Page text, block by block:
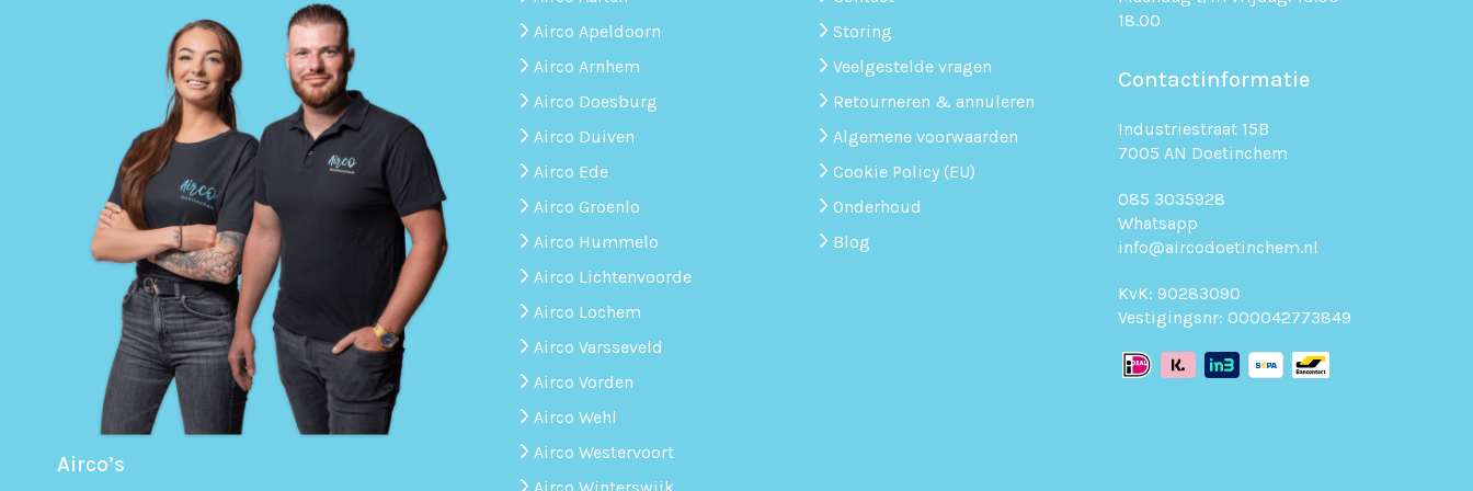
Airco’s
Airco Apeldoorn
Airco Arnhem
Airco Doesburg
Airco Duiven
Airco Ede
Airco Groenlo
Airco Hummelo
Airco Lichtenvoorde
Airco Lochem
Airco Varsseveld
Airco Vorden
Airco Wehl
Airco Westervoort
Airco Winterswijk
Storing
Veelgestelde vragen
Retourneren & annuleren
Algemene voorwaarden
Cookie Policy (EU)
Onderhoud
Blog
18.00
Contactinformatie
Industriestraat 15B
7005 AN Doetinchem
085 3035928
Whatsapp
info@aircodoetinchem.nl
KvK: 90283090
Vestigingsnr: 000042773849